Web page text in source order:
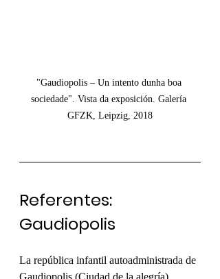
"Gaudiopolis – Un intento dunha boa
sociedade". Vista da exposición. Galería
GFZK, Leipzig, 2018
Referentes:
Gaudiopolis
La república infantil autoadministrada de
Gaudiopolis (Ciudad de la alegría),